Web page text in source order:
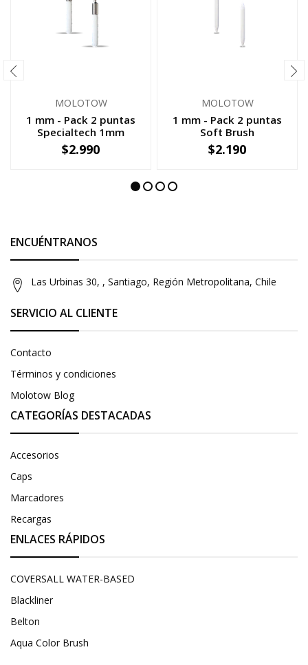
MOLOTOW
1 mm - Pack 2 puntas
Specialtech 1mm
+
$2.990
MOLOTOW
1 mm - Pack 2 puntas
Soft Brush
+
$2.190
ENCUÉNTRANOS
Las Urbinas 30, , Santiago, Región Metropolitana, Chile
SERVICIO AL CLIENTE
Contacto
Términos y condiciones
Molotow Blog
CATEGORÍAS DESTACADAS
Accesorios
Caps
Marcadores
Recargas
ENLACES RÁPIDOS
COVERSALL WATER-BASED
Blackliner
Belton
Aqua Color Brush